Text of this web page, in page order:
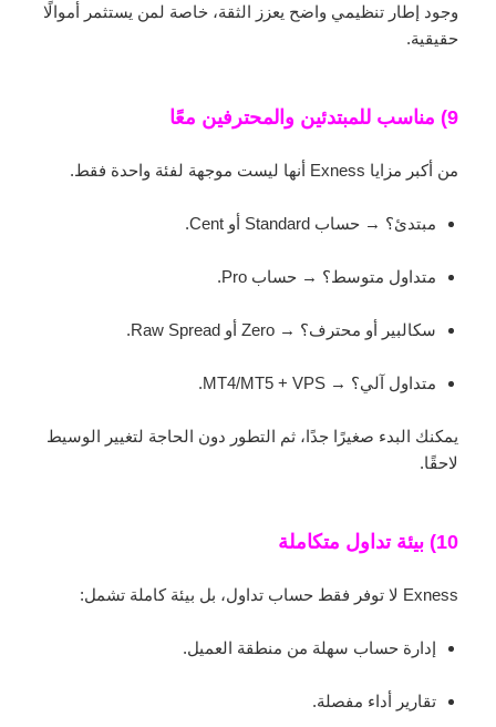
وجود إطار تنظيمي واضح يعزز الثقة، خاصة لمن يستثمر أموالًا
حقيقية.
9) مناسب للمبتدئين والمحترفين معًا
من أكبر مزايا Exness أنها ليست موجهة لفئة واحدة فقط.
مبتدئ؟ → حساب Standard أو Cent.
متداول متوسط؟ → حساب Pro.
سكالبير أو محترف؟ → Zero أو Raw Spread.
متداول آلي؟ → MT4/MT5 + VPS.
يمكنك البدء صغيرًا جدًا، ثم التطور دون الحاجة لتغيير الوسيط
لاحقًا.
10) بيئة تداول متكاملة
Exness لا توفر فقط حساب تداول، بل بيئة كاملة تشمل:
إدارة حساب سهلة من منطقة العميل.
تقارير أداء مفصلة.